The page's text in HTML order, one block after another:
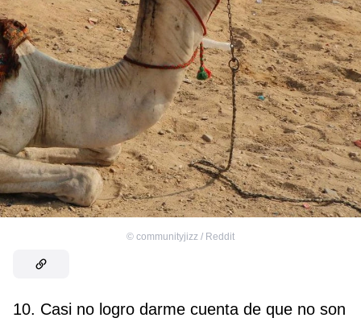
© communityjizz / Reddit
10. Casi no logro darme cuenta de que no son